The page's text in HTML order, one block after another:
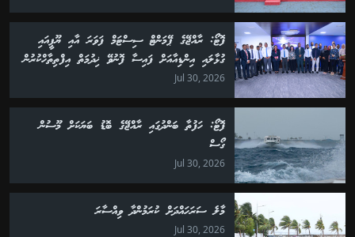
ފޮޓޯ: ރާއްޖޭގެ ޕޭމަންޓް ސިސްޓަމް ފަވަރަ އާއި ޔޫޕީއައި
ގުޅާލައި އިންޑިއާއަށް ފައިސާ ފޮނުވޭ ޚިދުމަތް އިފްތިތާހްކުރުން
Jul 30, 2026
ފޮޓޯ: ހަފުތާ ބަންދުގައި ރާއްޖޭގެ ބޮޑު ބަޔަކަށް މޫސުން
ގޯސް
Jul 30, 2026
މާލެ ސަރަހައްދަށް ކުރަމުންދާ ވިއްސާރަ
Jul 30, 2026